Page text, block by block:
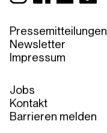
Pressemitteilungen
Newsletter
Impressum
Jobs
Kontakt
Barrieren melden